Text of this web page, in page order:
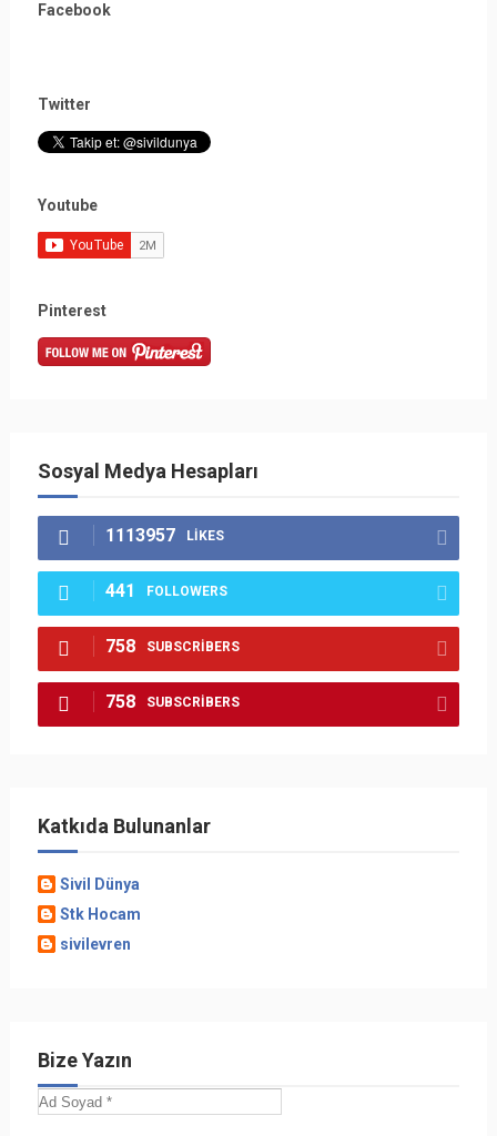
Facebook
Twitter
Youtube
Pinterest
Sosyal Medya Hesapları
1113957 LIKES
441 FOLLOWERS
758 SUBSCRIBERS
758 SUBSCRIBERS
Katkıda Bulunanlar
Sivil Dünya
Stk Hocam
sivilevren
Bize Yazın